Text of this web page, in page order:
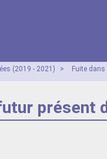
(2019 - 2021) >
Fuite
présent